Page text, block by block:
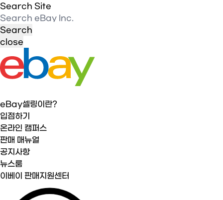
Search Site
close
eBay셀링이란?
입점하기
온라인 캠퍼스
판매 매뉴얼
공지사항
뉴스룸
이베이 판매지원센터